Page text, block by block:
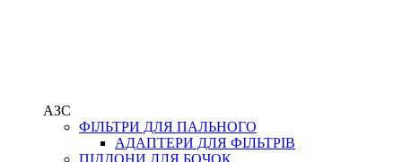
АЗС
ФІЛЬТРИ ДЛЯ ПАЛЬНОГО
АДАПТЕРИ ДЛЯ ФІЛЬТРІВ
ПІДДОНИ ДЛЯ БОЧОК